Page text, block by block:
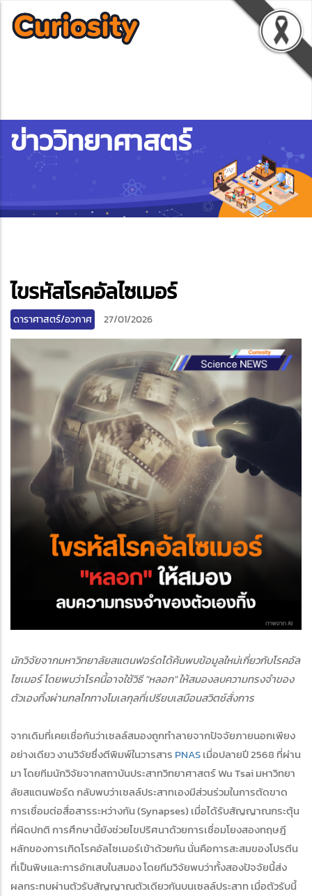
ข่าววิทยาศาสตร์
ไขรหัสโรคอัลไซเมอร์
ดาราศาสตร์/อวกาศ 27/01/2026
นักวิจัยจากมหาวิทยาลัยสแตนฟอร์ดได้ค้นพบข้อมูลใหม่เกี่ยวกับโรคอัล
ไซเมอร์ โดยพบว่าโรคนี้อาจใช้วิธี "หลอก" ให้สมองลบความทรงจำของ
ตัวเองทิ้งผ่านกลไกทางโมเลกุลที่เปรียบเสมือนสวิตช์สั่งการ
จากเดิมที่เคยเชื่อกันว่าเซลล์สมองถูกทำลายจากปัจจัยภายนอกเพียง
อย่างเดียว งานวิจัยซึ่งตีพิมพ์ในวารสาร PNASเมื่อปลายปี 2568 ที่ผ่าน
มา โดยทีมนักวิจัยจากสถาบันประสาทวิทยาศาสตร์ Wu Tsai มหาวิทยา
ลัยสแตนฟอร์ด กลับพบว่าเซลล์ประสาทเองมีส่วนร่วมในการตัดขาด
การเชื่อมต่อสื่อสารระหว่างกัน (Synapses) เมื่อได้รับสัญญาณกระตุ้น
ที่ผิดปกติ การศึกษานี้ยังช่วยไขปริศนาด้วยการเชื่อมโยงสองทฤษฎี
หลักของการเกิดโรคอัลไซเมอร์เข้าด้วยกัน นั่นคือการสะสมของโปรตีน
ที่เป็นพิษและการอักเสบในสมอง โดยทีมวิจัยพบว่าทั้งสองปัจจัยนี้ส่ง
ผลกระทบผ่านตัวรับสัญญาณตัวเดียวกันบนเซลล์ประสาท เมื่อตัวรับนี้